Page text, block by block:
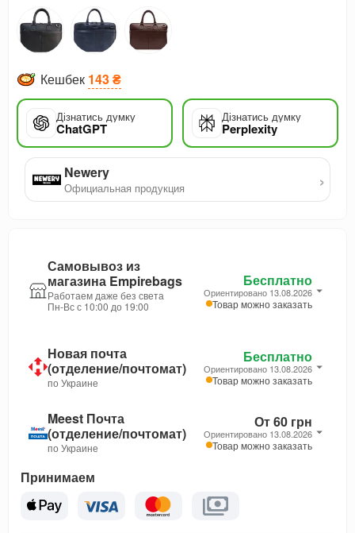
Кешбек 143 ₴
Дізнатись думку
ChatGPT
Дізнатись думку
Perplexity
Newery
Официальная продукция ›
Самовывоз из
магазина Empirebags
Работаем даже без света
Пн-Вс с 10:00 до 19:00
Бесплатно
Ориентировано 13.08.2026
Товар можно заказать
Новая почта
(отделение/почтомат)
по Украине
Бесплатно
Ориентировано 13.08.2026
Товар можно заказать
Meest Почта
(отделение/почтомат)
по Украине
От 60 грн
Ориентировано 13.08.2026
Товар можно заказать
Принимаем